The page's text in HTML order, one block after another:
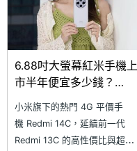
6.88吋大螢幕紅米手機上
市半年便宜多少錢？
一次看(2025.3)
小米旗下的熱門 4G 平價手
機 Redmi 14C，延續前一代
Redmi 13C 的高性價比與超值